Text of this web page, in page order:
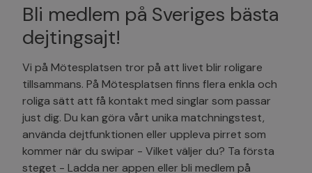
Bli medlem på Sveriges bästa
dejtingsajt!
Vi på Mötesplatsen tror på att livet blir roligare
tillsammans. På Mötesplatsen finns flera enkla och
roliga sätt att få kontakt med singlar som passar
just dig. Du kan göra vårt unika matchningstest,
använda dejtfunktionen eller uppleva pirret som
kommer när du swipar - Vilket väljer du? Ta första
steget - Ladda ner appen eller bli medlem på